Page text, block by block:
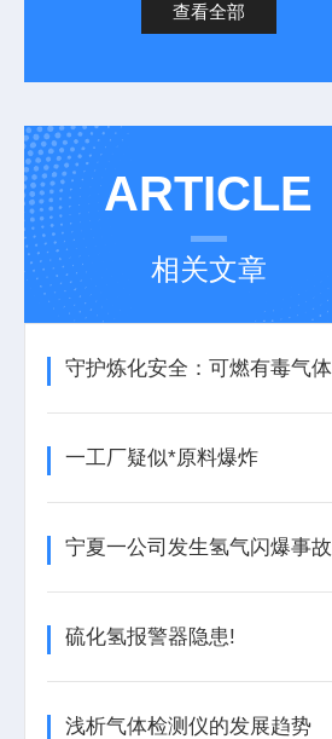
查看全部
ARTICLE
相关文章
一工厂疑似*原料爆炸
宁夏一公司发生氢气闪爆事故
硫化氢报警器隐患!
浅析气体检测仪的发展趋势